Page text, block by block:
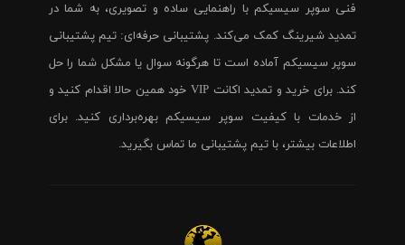
فنی سوپر سیسیکم با راهنمایی ساده و تصویری، به شما در
تمدید شیرینگ کمک می‌کند. پشتیبانی حرفه‌ای: تیم پشتیبانی
سوپر سیسیکم آماده است تا هرگونه سوال یا مشکل شما را حل
کند. برای خرید و تمدید اکانت VIP خود همین حالا اقدام کنید و
از خدمات با کیفیت سوپر سیسیکم بهره‌برداری کنید. برای
اطلاعات بیشتر، با تیم پشتیبانی ما تماس بگیرید.